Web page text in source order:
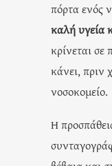
πόρτα ενός
καλή υγεία
κρίνεται σε
κάνει, πριν
νοσοκομείο.
Η